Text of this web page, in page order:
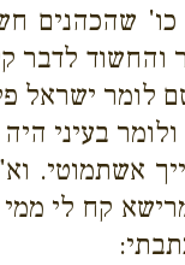
שהכהנים
לדבר
לומר ישראל
בעיני
אשתמוטי.
קח לי